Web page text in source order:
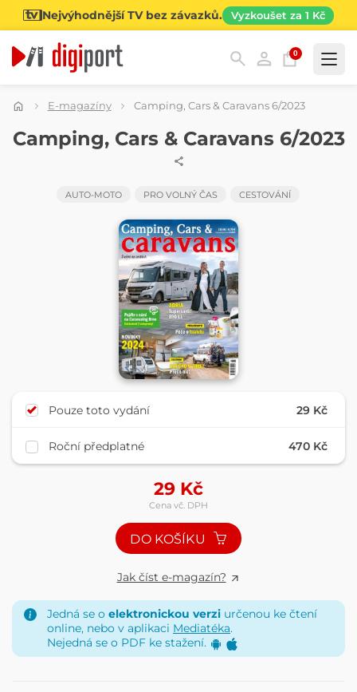
Nejvýhodnější TV bez závazků. Vyzkoušet za 1 Kč
0
Kategorie
E-magazíny Camping, Cars & Caravans 6/2023
ČASOPIS
Camping, Cars & Caravans 6/2023
AUTO-MOTO PRO VOLNÝ ČAS CESTOVÁNÍ
Pouze toto vydání 29 Kč
Roční předplatné 470 Kč
29 Kč
Cena vč. DPH
DO KOŠÍKU
Jak číst e-magazín?
Jedná se o elektronickou verzi určenou ke čtení
online, nebo v aplikaci Mediatéka.
Nejedná se o PDF ke stažení.